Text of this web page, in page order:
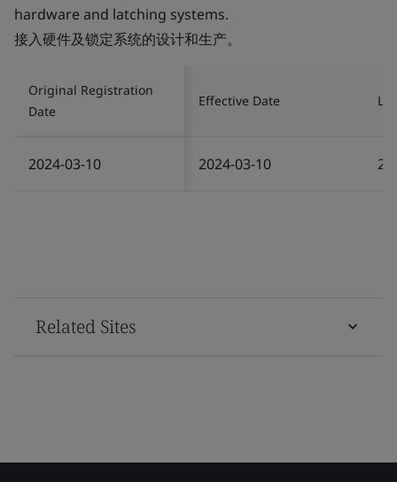
hardware and latching systems.
接入硬件及锁定系统的设计和生产。
Original Registration
Date
Effective Date
2024-03-10 2024-03-10
Related Sites